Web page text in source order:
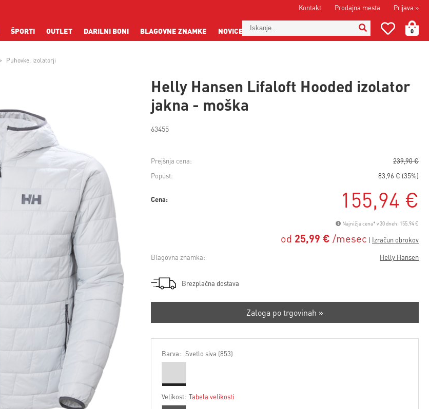
Prijava »
Kontakt Prodajna mesta
0
ŠPORTI OUTLET DARILNI BONI BLAGOVNE ZNAMKE NOVICE
Puhovke, izolatorji
Helly Hansen Lifaloft Hooded izolator
jakna - moška
63455
Prejšnja cena:
239,90 €
Popust:
83,96 € (35%)
Cena: 155,94 €
Najnižja cena* v 30 dneh: 155,94 €
od 25,99 € /mesec
Blagovna znamka: Helly Hansen
Brezplačna dostava
Zaloga po trgovinah »
Barva: Svetlo siva (853)
Velikost: Tabela velikosti